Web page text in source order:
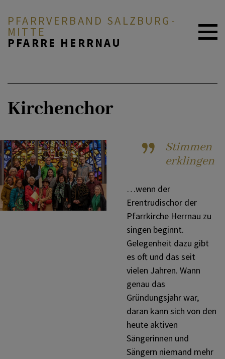
PFARRVERBAND SALZBURG-
MITTE
PFARRE HERRNAU
ÜBER UNS
DURCH DAS LEBEN
MITEINANDER BETEN
Pfarrbücherei
Kinder und Familie
Jugend
Frauen und Männer
Soziales Engagement
Bildung und Kultur
Kirchenchor
Stimmen
erklingen
…wenn der
Erentrudischor der
Pfarrkirche Herrnau zu
singen beginnt.
Gelegenheit dazu gibt
es oft und das seit
vielen Jahren. Wann
genau das
Gründungsjahr war,
daran kann sich von den
heute aktiven
Sängerinnen und
Sängern niemand mehr